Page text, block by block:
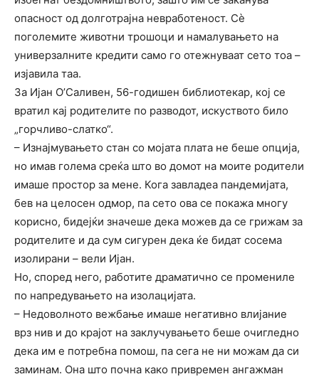
опасност од долготрајна невработеност. Сѐ
поголемите животни трошоци и намалувањето на
универзалните кредити само го отежнуваат сето тоа –
изјавила таа.
За Ијан О’Саливен, 56-годишен библиотекар, кој се
вратил кај родителите по разводот, искуството било
„горчливо-слатко“.
– Изнајмувањето стан со мојата плата не беше опција,
но имав голема среќа што во домот на моите родители
имаше простор за мене. Кога завладеа пандемијата,
бев на целосен одмор, па сето ова се покажа многу
корисно, бидејќи значеше дека можев да се грижам за
родителите и да сум сигурен дека ќе бидат сосема
изолирани – вели Ијан.
Но, според него, работите драматично се промениле
по напредувањето на изолацијата.
– Недоволното вежбање имаше негативно влијание
врз нив и до крајот на заклучувањето беше очигледно
дека им е потребна помош, па сега не ни можам да си
заминам. Она што почна како привремен ангажман